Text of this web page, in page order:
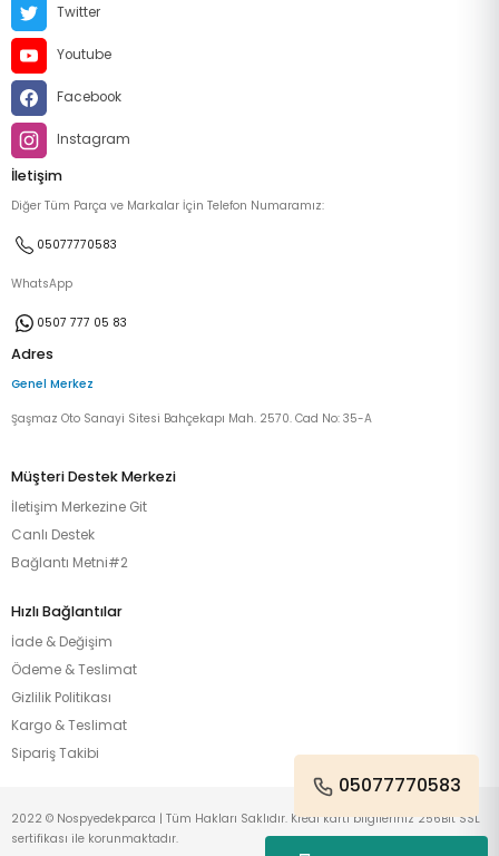
Twitter
Youtube
Facebook
Instagram
İletişim
Diğer Tüm Parça ve Markalar İçin Telefon Numaramız:
05077770583
WhatsApp
0507 777 05 83
Adres
Genel Merkez
Şaşmaz Oto Sanayi Sitesi Bahçekapı Mah. 2570. Cad No: 35-A
Müşteri Destek Merkezi
İletişim Merkezine Git
Canlı Destek
Bağlantı Metni#2
Hızlı Bağlantılar
İade & Değişim
Ödeme & Teslimat
Gizlilik Politikası
Kargo & Teslimat
Sipariş Takibi
05077770583
2022 © Nospyedekparca | Tüm Hakları Saklıdır. Kredi kartı bilgileriniz 256Bit SSL
sertifikası ile korunmaktadır.